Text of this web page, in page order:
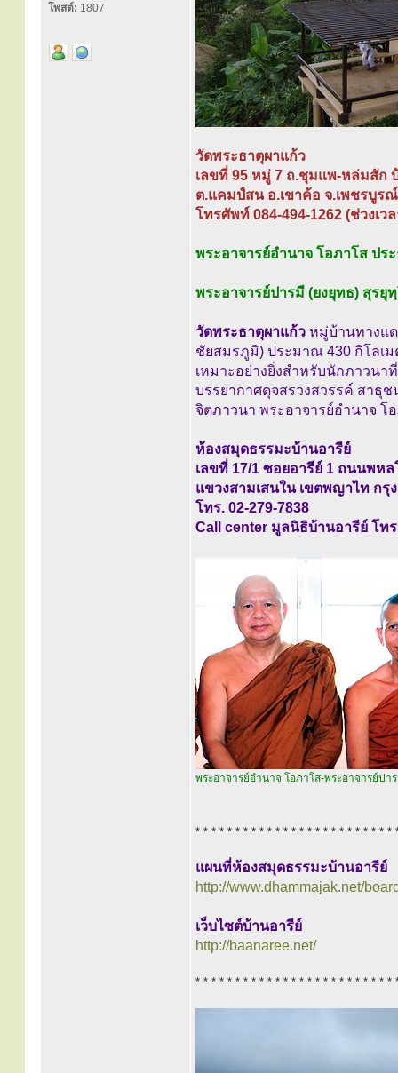
โพสต์: 1807
วัดพระธาตุผาแก้ว
เลขที่ 95 หมู่ 7 ถ.ชุมแพ-หล่มสัก
ต.แคมป์สน อ.เขาค้อ จ.เพชรบูร
โทรศัพท์ 084-494-1262 (ช่วงเว
พระอาจารย์อำนาจ โอภาโส ปร
พระอาจารย์ปารมี (ยงยุทธ) สุรยุทฺ
วัดพระธาตุผาแก้ว หมู่บ้านทางแด
ชัยสมรภูมิ) ประมาณ 430 กิโลเ
เหมาะอย่างยิ่งสำหรับนักภาวนา
บรรยากาศดุจสรวงสวรรค์ สาธุ
จิตภาวนา พระอาจารย์อำนาจ
ห้องสมุดธรรมะบ้านอารีย์
เลขที่ 17/1 ซอยอารีย์ 1 ถนนพห
แขวงสามเสนใน เขตพญาไท กรุ
โทร. 02-279-7838
Call center มูลนิธิบ้านอารีย์ โทร
พระอาจารย์อำนาจ โอภาโส-พระอาจารย์ปา
* * * * * * * * * * * * * * * * * * * * * * * * *
แผนที่ห้องสมุดธรรมะบ้านอารีย์
http://www.dhammajak.net/
เว็บไซต์บ้านอารีย์
http://baanaree.net/
* * * * * * * * * * * * * * * * * * * * * * * * *